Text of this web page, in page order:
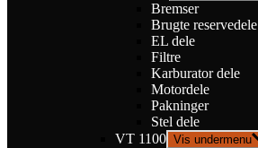
Bremser
Brugte reservedele
EL dele
Filtre
Karburator dele
Motordele
Pakninger
Stel dele
VT 1100 Vis undermenu